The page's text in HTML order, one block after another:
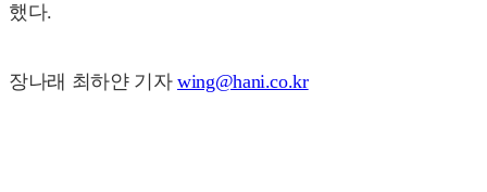
했다.
장나래 최하얀 기자wing@hani.co.kr